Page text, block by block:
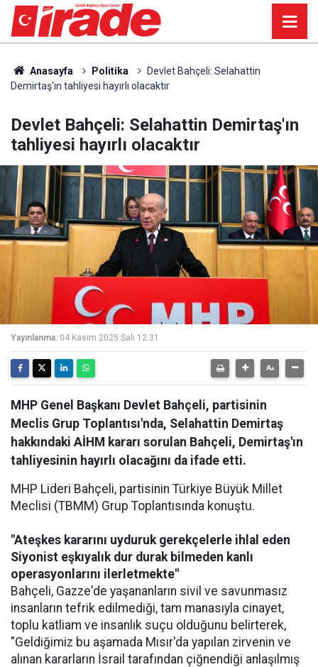
Anasayfa Politika
Devlet Bahçeli: Selahattin
Demirtaş'ın tahliyesi hayırlı olacaktır
Devlet Bahçeli: Selahattin Demirtaş'ın
tahliyesi hayırlı olacaktır
Yayınlanma: 04 Kasım 2025 Salı 12:31
MHP Genel Başkanı Devlet Bahçeli, partisinin
Meclis Grup Toplantısı'nda, Selahattin Demirtaş
hakkındaki AİHM kararı sorulan Bahçeli, Demirtaş'ın
tahliyesinin hayırlı olacağını da ifade etti.
MHP Lideri Bahçeli, partisinin Türkiye Büyük Millet
Meclisi (TBMM) Grup Toplantısında konuştu.
"Ateşkes kararını uyduruk gerekçelerle ihlal eden
Siyonist eşkıyalık dur durak bilmeden kanlı
operasyonlarını ilerletmekte"
Bahçeli, Gazze'de yaşananların sivil ve savunmasız
insanların tefrik edilmediği, tam manasıyla cinayet,
toplu katliam ve insanlık suçu olduğunu belirterek,
"Geldiğimiz bu aşamada Mısır'da yapılan zirvenin ve
alınan kararların İsrail tarafından çiğnendiği anlaşılmış